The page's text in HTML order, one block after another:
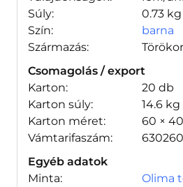
Súly:
0.73 kg
Szín:
barna
Származás:
Csomagolás / export
Karton:
20 db
Karton súly:
14.6 kg
Karton méret:
60 ×
Vámtarifaszám:
Egyéb adatok
Minta:
Olima